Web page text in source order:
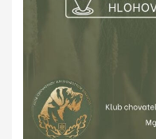
OČAKÁVANÉ
MEDZINÁRODNÁ
STAVAČOV
SKÚŠKY